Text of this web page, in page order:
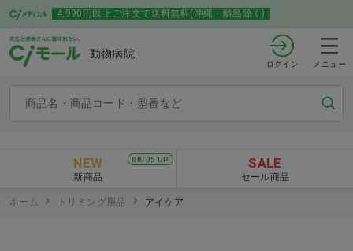
4,990円以上ご注文で送料無料(沖縄・離島除く)
動物病院
ログイン メニュー
08/05 UP
NEW
新商品
SALE
セール商品
ホーム トリミング用品 アイケア